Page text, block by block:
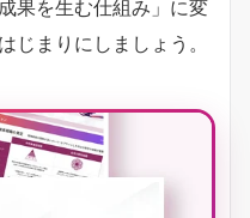
果を生む仕組み」に変
じまりにしましょう。